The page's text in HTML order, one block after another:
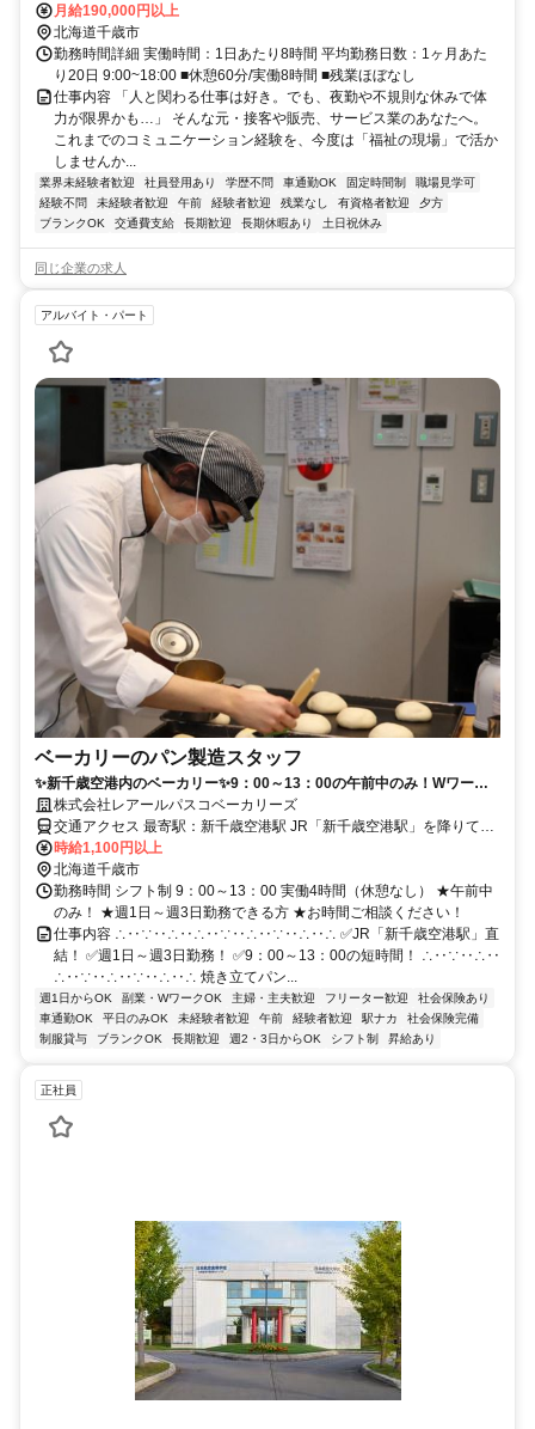
月給190,000円以上
北海道千歳市
勤務時間詳細 実働時間：1日あたり8時間 平均勤務日数：1ヶ月あた
り20日 9:00~18:00 ■休憩60分/実働8時間 ■残業ほぼなし
仕事内容 「人と関わる仕事は好き。でも、夜勤や不規則な休みで体
力が限界かも…」 そんな元・接客や販売、サービス業のあなたへ。
これまでのコミュニケーション経験を、今度は「福祉の現場」で活か
しませんか...
業界未経験者歓迎 社員登用あり 学歴不問 車通勤OK 固定時間制
職場見学可
経験不問
未経験者歓迎 午前 経験者歓迎 残業なし 有資格者歓迎
夕方
ブランクOK
交通費支給 長期歓迎 長期休暇あり 土日祝休み
同じ企業の求人
アルバイト・パート
ベーカリーのパン製造スタッフ
✨️新千歳空港内のベーカリー✨️9：00～13：00の午前中のみ！Wワー
ク・家庭との両立OK◎週1日〜3日勤務・半月毎の自己申告制シフト
制！
株式会社レアールパスコベーカリーズ
交通アクセス 最寄駅：新千歳空港駅 JR「新千歳空港駅」を降りてス
グ！ 新千歳空港駅 直結／千歳駅からJRで約7分
時給1,100円以上
北海道千歳市
勤務時間 シフト制 9：00～13：00 実働4時間（休憩なし） ★午前中
のみ！ ★週1日～週3日勤務できる方 ★お時間ご相談ください！
仕事内容 ∴‥∵‥∴‥∴‥∵‥∴‥∵‥∴‥∴ ✅️JR「新千歳空港駅」直
結！ ✅️週1日～週3日勤務！ ✅️9：00～13：00の短時間！ ∴‥∵‥∴‥
∴‥∵‥∴‥∵‥∴‥∴ 焼き立てパン...
週1日からOK 副業・WワークOK 主婦・主夫歓迎 フリーター歓迎
社会保険あり
車通勤OK
平日のみOK 未経験者歓迎 午前 経験者歓迎 駅ナカ
社会保険完備
制服貸与
ブランクOK 長期歓迎 週2・3日からOK シフト制 昇給あり
正社員